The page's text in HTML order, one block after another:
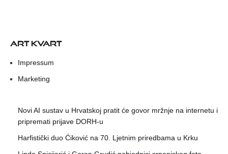
ART KVART
Impressum
Marketing
Novi AI sustav u Hrvatskoj pratit će govor mržnje na internetu i
pripremati prijave DORH-u
Harfistički duo Ćiković na 70. Ljetnim priredbama u Krku